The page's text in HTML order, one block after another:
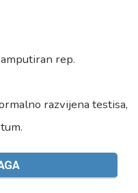
rep.
razvijena testisa,